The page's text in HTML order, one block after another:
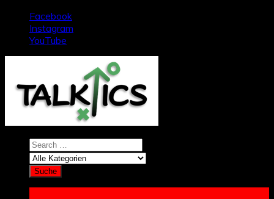
springen
Facebook
Instagram
YouTube